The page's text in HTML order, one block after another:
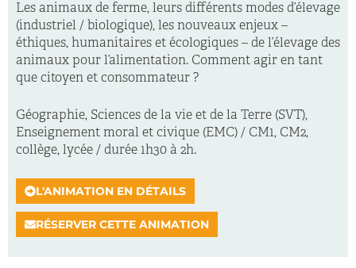
Les animaux de ferme, leurs différents modes d’élevage
(industriel / biologique), les nouveaux enjeux –
éthiques, humanitaires et écologiques – de l’élevage des
animaux pour l’alimentation. Comment agir en tant
que citoyen et consommateur ?
Géographie, Sciences de la vie et de la Terre (SVT),
Enseignement moral et civique (EMC) / CM1, CM2,
collège, lycée / durée 1h30 à 2h.
L'ANIMATION EN DÉTAILS
RÉSERVER CETTE ANIMATION